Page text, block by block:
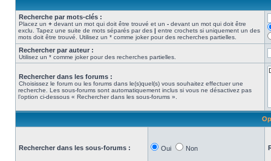
Recherche par mots-clés :
Placez un + devant un mot qui doit être trouvé et un - devant un mot qui doit être
exclu. Tapez une suite de mots séparés par des | entre crochets si uniquement un des
mots doit être trouvé. Utilisez un * comme joker pour des recherches partielles.
Rechercher par auteur :
Utilisez un * comme joker pour des recherches partielles.
Rechercher dans les forums :
Choisissez le forum ou les forums dans le(s)quel(s) vous souhaitez effectuer une
recherche. Les sous-forums sont automatiquement inclus si vous ne désactivez pas
l’option ci-dessous « Rechercher dans les sous-forums ».
Rechercher dans les sous-forums : Oui Non